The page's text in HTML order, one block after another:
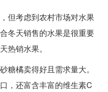
但考虑到农村市场对水果
冬天销售的水果是很重要
热销水果。
糖橘卖得好且需求量大。
，还富含丰富的维生素C